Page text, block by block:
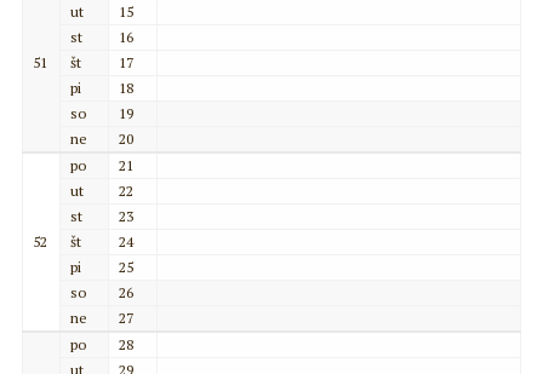
51
ut
15
st
16
št
17
pi
18
so
19
ne
20
52
po
21
ut
22
st
23
št
24
pi
25
so
26
ne
27
po
28
ut
29